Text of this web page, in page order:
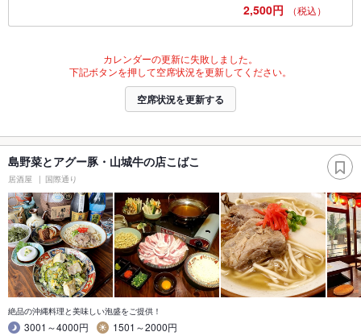
2,500円 （税込）
カレンダーの更新に失敗しました。
下記ボタンを押して空席状況を更新してください。
空席状況を更新する
島野菜とアグー豚・山城牛の店こばこ
居酒屋 国際通り
絶品の沖縄料理と美味しい泡盛をご提供！
3001～4000円
1501～2000円